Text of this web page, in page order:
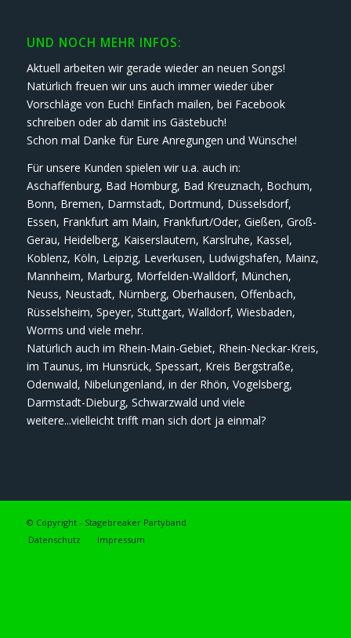
UND NOCH MEHR INFOS:
Aktuell arbeiten wir gerade wieder an neuen Songs!
Natürlich freuen wir uns auch immer wieder über
Vorschläge von Euch! Einfach mailen, bei Facebook
schreiben oder ab damit ins Gästebuch!
Schon mal Danke für Eure Anregungen und Wünsche!
Für unsere Kunden spielen wir u.a. auch in:
Aschaffenburg, Bad Homburg, Bad Kreuznach, Bochum,
Bonn, Bremen, Darmstadt, Dortmund, Düsselsdorf,
Essen, Frankfurt am Main, Frankfurt/Oder, Gießen, Groß-
Gerau, Heidelberg, Kaiserslautern, Karslruhe, Kassel,
Koblenz, Köln, Leipzig, Leverkusen, Ludwigshafen, Mainz,
Mannheim, Marburg, Mörfelden-Walldorf, München,
Neuss, Neustadt, Nürnberg, Oberhausen, Offenbach,
Rüsselsheim, Speyer, Stuttgart, Walldorf, Wiesbaden,
Worms und viele mehr.
Natürlich auch im Rhein-Main-Gebiet, Rhein-Neckar-Kreis,
im Taunus, im Hunsrück, Spessart, Kreis Bergstraße,
Odenwald, Nibelungenland, in der Rhön, Vogelsberg,
Darmstadt-Dieburg, Schwarzwald und viele
weitere...vielleicht trifft man sich dort ja einmal?
© Copyright - Stagebreaker Partyband
Datenschutz
Impressum